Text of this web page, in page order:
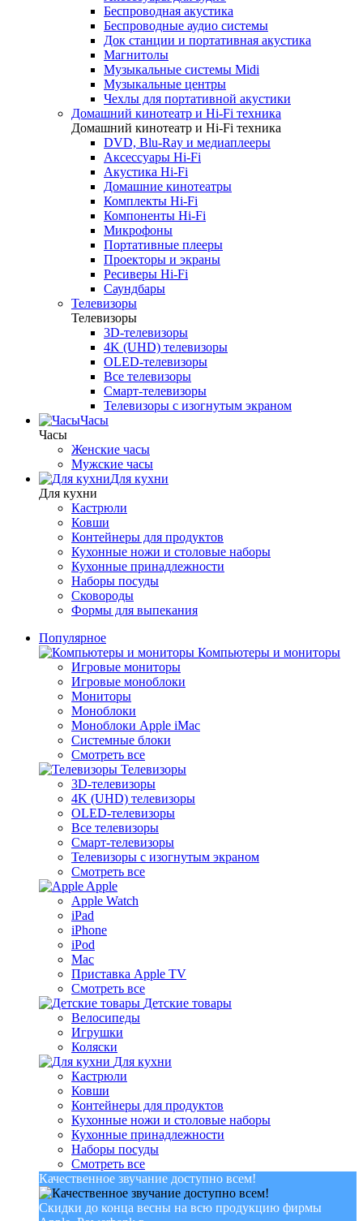
Беспроводная акустика
Беспроводные аудио системы
Док станции и портативная акустика
Магнитолы
Музыкальные системы Midi
Музыкальные центры
Чехлы для портативной акустики
Домашний кинотеатр и Hi-Fi техника
Домашний кинотеатр и Hi-Fi техника
DVD, Blu-Ray и медиаплееры
Аксессуары Hi-Fi
Акустика Hi-Fi
Домашние кинотеатры
Комплекты Hi-Fi
Компоненты Hi-Fi
Микрофоны
Портативные плееры
Проекторы и экраны
Ресиверы Hi-Fi
Саундбары
Телевизоры
Телевизоры
3D-телевизоры
4K (UHD) телевизоры
OLED-телевизоры
Все телевизоры
Смарт-телевизоры
Телевизоры с изогнутым экраном
Часы
Часы
Женские часы
Мужские часы
Для кухни
Для кухни
Кастрюли
Ковши
Контейнеры для продуктов
Кухонные ножи и столовые наборы
Кухонные принадлежности
Наборы посуды
Сковороды
Формы для выпекания
Популярное
Компьютеры и мониторы
Игровые мониторы
Игровые моноблоки
Мониторы
Моноблоки
Моноблоки Apple iMac
Системные блоки
Смотреть все
Телевизоры
3D-телевизоры
4K (UHD) телевизоры
OLED-телевизоры
Все телевизоры
Смарт-телевизоры
Телевизоры с изогнутым экраном
Смотреть все
Apple
Apple Watch
iPad
iPhone
iPod
Mac
Приставка Apple TV
Смотреть все
Детские товары
Велосипеды
Игрушки
Коляски
Для кухни
Кастрюли
Ковши
Контейнеры для продуктов
Кухонные ножи и столовые наборы
Кухонные принадлежности
Наборы посуды
Смотреть все
Качественное звучание доступно всем!
Скидки до конца весны на всю продукцию фирмы